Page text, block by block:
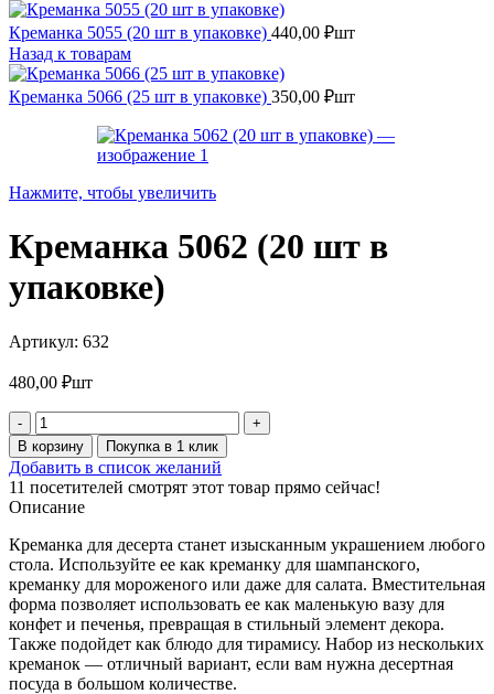
Креманка 5055 (20 шт в упаковке) 440,00 ₽шт
Назад к товарам
Креманка 5066 (25 шт в упаковке) 350,00 ₽шт
Нажмите, чтобы увеличить
Креманка 5062 (20 шт в
упаковке)
Артикул: 632
480,00 ₽шт
Количество
товара
Креманка
5062
(20
шт
в
упаковке)
В корзину Покупка в 1 клик
Добавить в список желаний
11 посетителей смотрят этот товар прямо сейчас!
Описание
Креманка для десерта станет изысканным украшением любого
стола. Используйте ее как креманку для шампанского,
креманку для мороженого или даже для салата. Вместительная
форма позволяет использовать ее как маленькую вазу для
конфет и печенья, превращая в стильный элемент декора.
Также подойдет как блюдо для тирамису. Набор из нескольких
креманок — отличный вариант, если вам нужна десертная
посуда в большом количестве.